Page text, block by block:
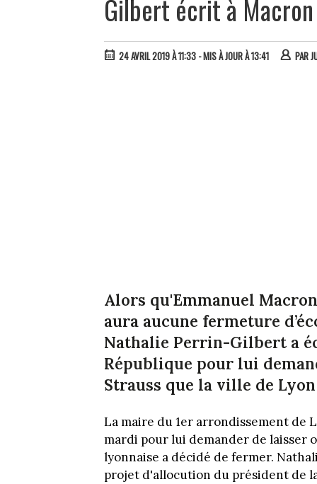
Gilbert écrit à Macron
24 AVRIL 2019 À 11:33 - MIS À JOUR À 13:41 PAR
Alors qu'Emmanuel
aura aucune fermeture
Nathalie Perrin-Gilbert a
République pour lui
Strauss que la ville de
La maire du 1er arrondissement de
mardi pour lui demander de laisser
lyonnaise a décidé de fermer.
projet d'allocution du président de